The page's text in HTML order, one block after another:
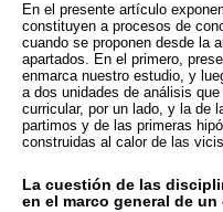
En el presente artículo
constituyen a procesos de
cuando se proponen desde la
apartados. En el primero,
enmarca nuestro estudio, y
a dos unidades de análisis
curricular, por un lado, y la de
partimos y de las primeras
construidas al calor de las
La cuestión de las
en el marco general de un